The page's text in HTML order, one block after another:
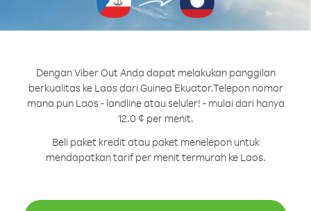
Dengan Viber Out Anda dapat melakukan panggilan
berkualitas ke Laos dari Guinea Ekuator.Telepon nomor
mana pun Laos - landline atau seluler! - mulai dari hanya
12.0 ¢ per menit.
Beli paket kredit atau paket menelepon untuk
mendapatkan tarif per menit termurah ke Laos.